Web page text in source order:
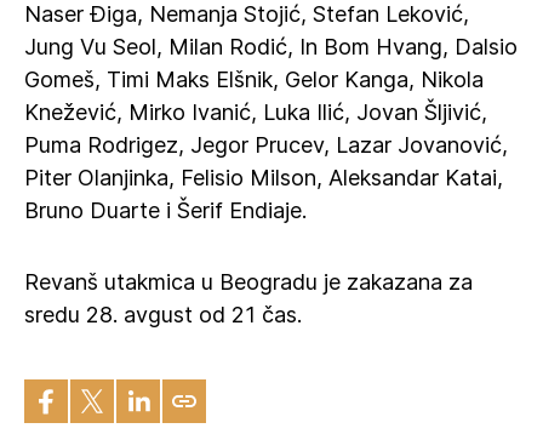
Naser Điga, Nemanja Stojić, Stefan Leković,
Jung Vu Seol, Milan Rodić, In Bom Hvang, Dalsio
Gomeš, Timi Maks Elšnik, Gelor Kanga, Nikola
Knežević, Mirko Ivanić, Luka Ilić, Jovan Šljivić,
Puma Rodrigez, Jegor Prucev, Lazar Jovanović,
Piter Olanjinka, Felisio Milson, Aleksandar Katai,
Bruno Duarte i Šerif Endiaje.
Revanš utakmica u Beogradu je zakazana za
sredu 28. avgust od 21 čas.